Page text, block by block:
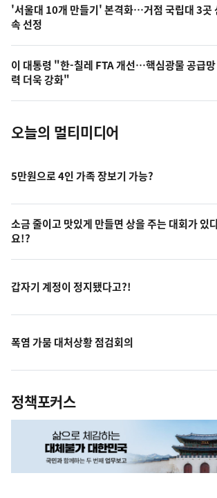
오
늘
의
사
진
'서울대 10개 만들기' 본격화…거점 국립대 3곳
속 선정
이 대통령 "한-칠레 FTA 개선…핵심광물 공급망
력 더욱 강화"
오늘의 멀티미디어
5만원으로 4인 가족 장보기 가능?
소금 줄이고 맛있게 만들면 상을 주는 대회가 있
요!?
갑자기 계정이 정지됐다고?!
폭염 가뭄 대처상황 점검회의
정책포커스